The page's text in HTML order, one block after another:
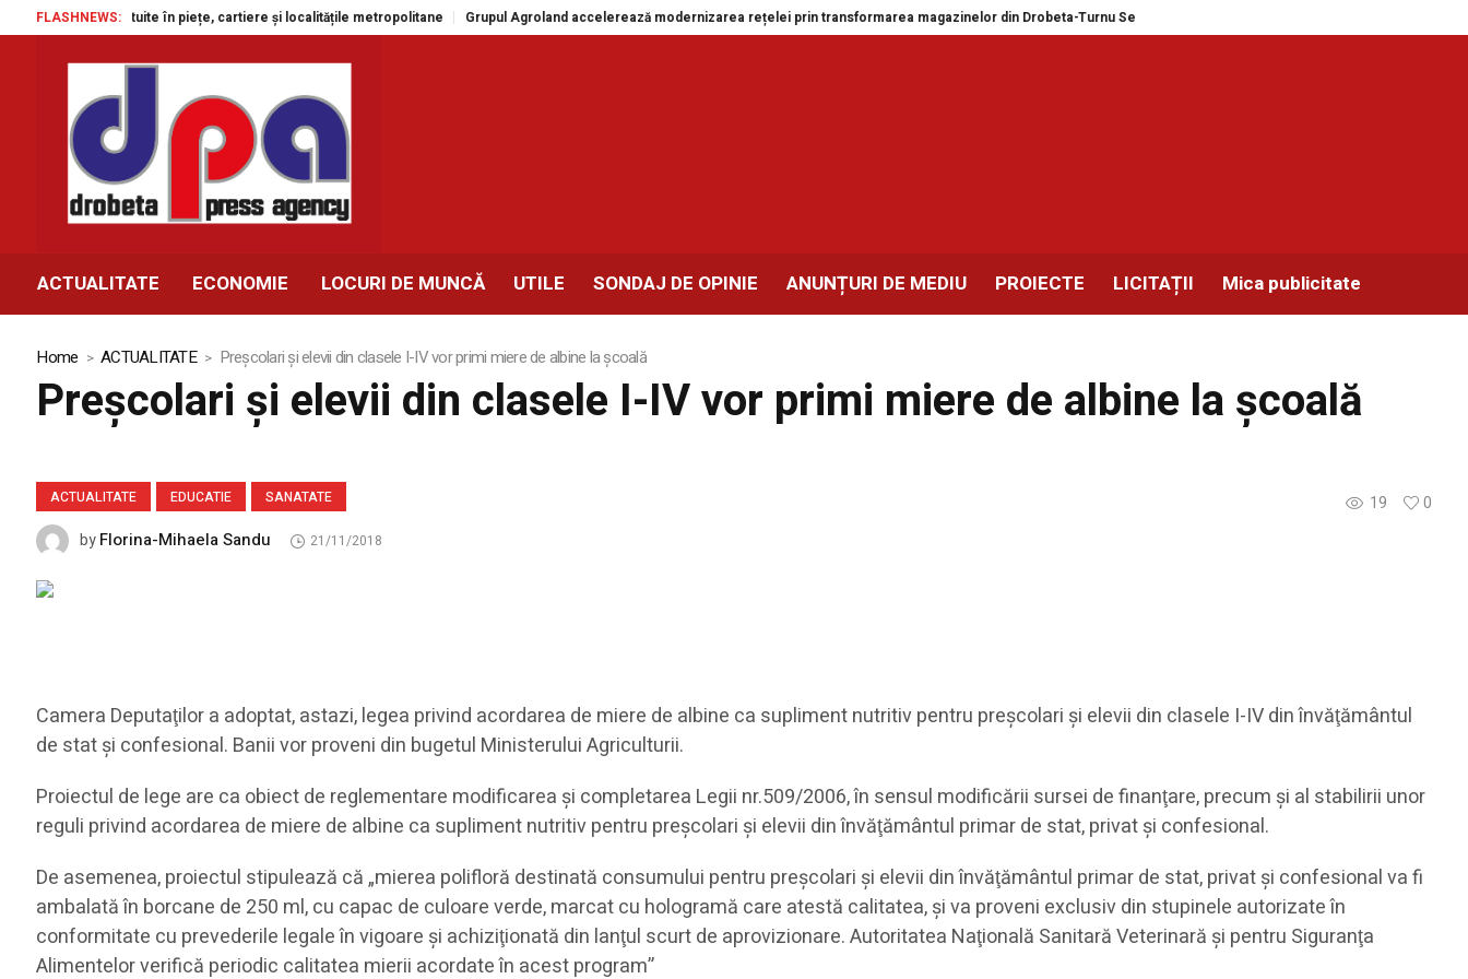
FLASHNEWS:
spectacole gratuite în piețe, cartiere și localitățile metropolitane Grupul Agroland accelerează modernizarea rețelei prin transformarea magazinelor din Drobeta-Turnu Severin și Balotești în format MEGA
ACTUALITATE ECONOMIE LOCURI DE MUNCĂ UTILE SONDAJ DE OPINIE ANUNȚURI DE MEDIU PROIECTE LICITAȚII Mica publicitate
Home ACTUALITATE Preşcolari şi elevii din clasele I-IV vor primi miere de albine la școală
Preşcolari şi elevii din clasele I-IV vor primi miere de albine la școală
ACTUALITATE EDUCATIE SANATATE 19
0
byFlorina-Mihaela Sandu 21/11/2018
Camera Deputaţilor a adoptat, astazi, legea privind acordarea de miere de albine ca supliment nutritiv pentru preşcolari şi elevii din clasele I-IV din învăţământul
de stat şi confesional. Banii vor proveni din bugetul Ministerului Agriculturii.
Proiectul de lege are ca obiect de reglementare modificarea şi completarea Legii nr.509/2006, în sensul modificării sursei de finanţare, precum şi al stabilirii unor
reguli privind acordarea de miere de albine ca supliment nutritiv pentru preşcolari şi elevii din învăţământul primar de stat, privat şi confesional.
De asemenea, proiectul stipulează că „mierea polifloră destinată consumului pentru preşcolari şi elevii din învăţământul primar de stat, privat şi confesional va fi
ambalată în borcane de 250 ml, cu capac de culoare verde, marcat cu hologramă care atestă calitatea, şi va proveni exclusiv din stupinele autorizate în
conformitate cu prevederile legale în vigoare şi achiziţionată din lanţul scurt de aprovizionare. Autoritatea Naţională Sanitară Veterinară şi pentru Siguranţa
Alimentelor verifică periodic calitatea mierii acordate în acest program”